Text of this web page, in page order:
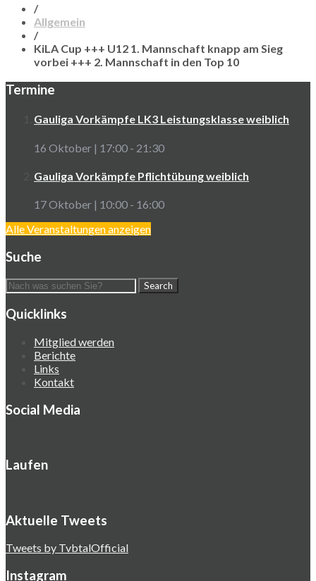
/
Allgemein
/
KiLA Cup +++ U12 1. Mannschaft knapp am Sieg
vorbei +++ 2. Mannschaft in den Top 10
Termine
Gauliga Vorkämpfe LK3 Leistungsklasse weiblich
16 Oktober | 17:00 - 21:30
Gauliga Vorkämpfe Pflichtübung weiblich
17 Oktober | 10:00 - 16:00
Alle Veranstaltungen anzeigen
Suche
Quicklinks
Mitglied werden
Berichte
Links
Kontakt
Social Media
Laufen
Aktuelle Tweets
Tweets by TvbtalOfficial
Instagram